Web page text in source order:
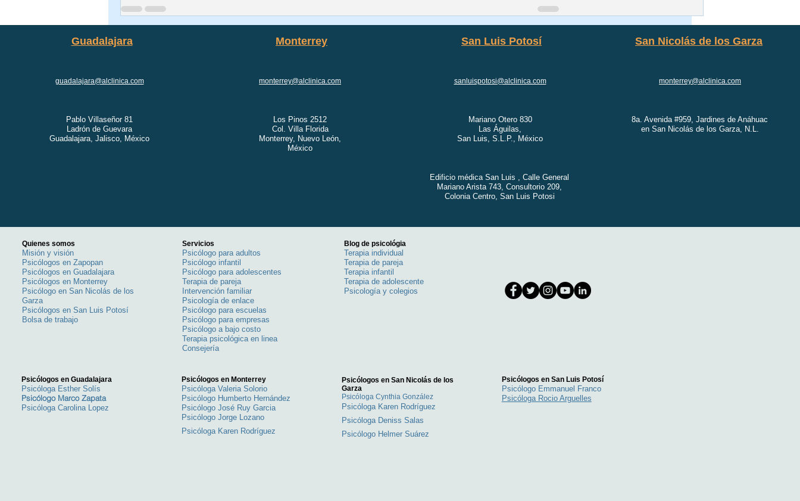
Guadalajara
guadalajara@alclinica.com
Pablo Villaseñor 81
Ladrón de Guevara
Guadalajara, Jalisco, México
Monterrey
monterrey@alclinica.com
Los Pinos 2512
Col. Villa Florida
Monterrey, Nuevo León,
México
San Luis Potosí
sanluispotosi@alclinica.com
Mariano Otero 830
Las Águilas,
San Luis, S.L.P., México
Edificio médica San Luis , Calle General
Mariano Arista 743, Consultorio 209,
Colonia Centro, San Luis Potosi
San Nicolás de los Garza
monterrey@alclinica.com
8a. Avenida #959, Jardines de Anáhuac
en San Nicolás de los Garza, N.L.
Quienes somos
Misión y visión
Psicólogos en Zapopan
Psicólogos en Guadalajara
Psicólogos en Monterrey
Psicólogo en San Nicolás de los
Garza
Psicólogos en San Luis Potosí
Bolsa de trabajo
Servicios
Psicólogo para adultos
Psicólogo infantil
Psicólogo para adolescentes
Terapia de pareja
Intervención familiar
Psicología de enlace
Psicólogo para escuelas
Psicólogo para empresas
Psicólogo a bajo costo
Terapia psicológica en linea
Consejería
Blog de psicológia
Terapia individual
Terapia de pareja
Terapia infantil
Terapia de adolescente
Psicología y colegios
Psicólogos en Guadalajara
Psicóloga Esther Solís
Psicólogo Marco Zapata
Psicóloga Carolina Lopez
Psicólogos en Monterrey
Psicóloga Valeria Solorio
Psicólogo Humberto Hernández
Psicólogo José Ruy Garcia
Psicólogo Jorge Lozano
Psicóloga Karen Rodríguez
Psicólogos en San Nicolás de los
Garza
Psicóloga Cynthia González
Psicóloga Karen Rodríguez
Psicóloga Deniss Salas
Psicólogo Helmer Suárez
Psicólogos en San Luis Potosí
Psicólogo Emmanuel Franco
Psicóloga Rocio Arguelles